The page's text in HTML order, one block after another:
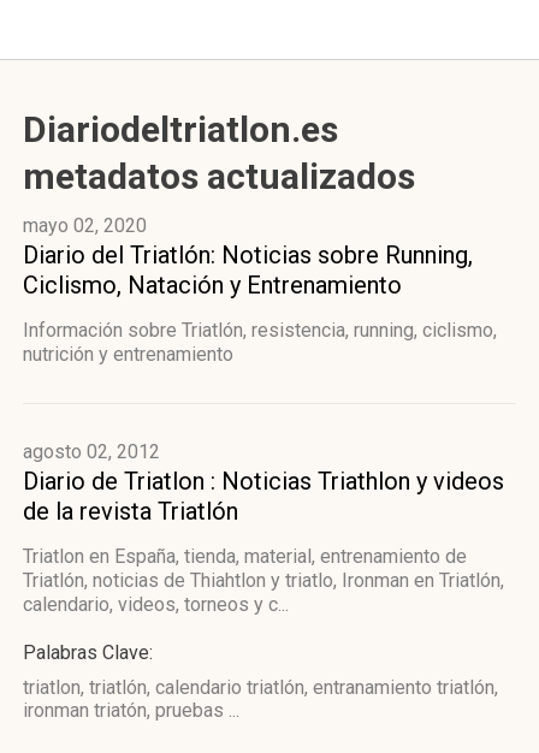
Diariodeltriatlon.es
metadatos actualizados
mayo 02, 2020
Diario del Triatlón: Noticias sobre Running,
Ciclismo, Natación y Entrenamiento
Información sobre Triatlón, resistencia, running, ciclismo,
nutrición y entrenamiento
agosto 02, 2012
Diario de Triatlon : Noticias Triathlon y videos
de la revista Triatlón
Triatlon en España, tienda, material, entrenamiento de
Triatlón, noticias de Thiahtlon y triatlo, Ironman en Triatlón,
calendario, videos, torneos y c...
Palabras Clave:
triatlon, triatlón, calendario triatlón, entranamiento triatlón,
ironman triatón, pruebas ...